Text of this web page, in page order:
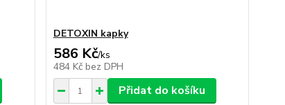
DETOXIN kapky
586 Kč/ks
484 Kč bez DPH
Přidat do košíku